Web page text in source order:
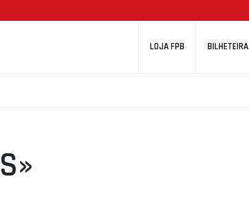
LOJA FPB BILHETEIRA